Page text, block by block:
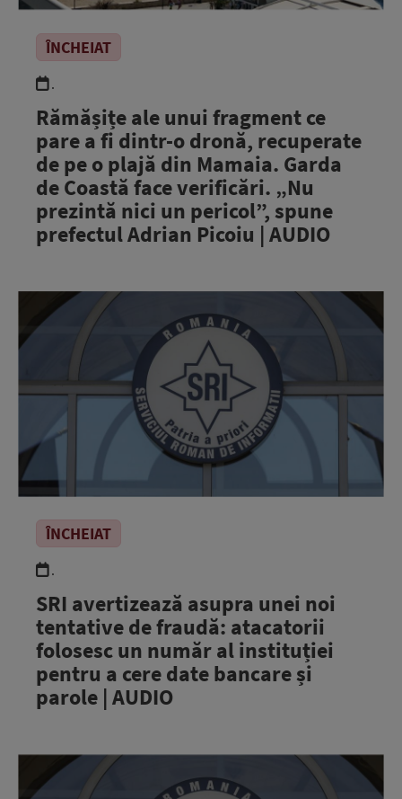
ÎNCHEIAT
.
Rămășițe ale unui fragment ce
pare a fi dintr-o dronă, recuperate
de pe o plajă din Mamaia. Garda
de Coastă face verificări. „Nu
prezintă nici un pericol”, spune
prefectul Adrian Picoiu | AUDIO
ÎNCHEIAT
.
SRI avertizează asupra unei noi
tentative de fraudă: atacatorii
folosesc un număr al instituției
pentru a cere date bancare și
parole | AUDIO